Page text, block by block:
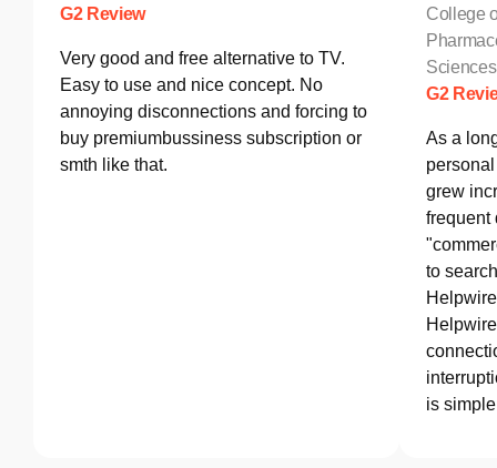
G2 Review
Very good and free alternative to TV.
Easy to use and nice concept. No
annoying disconnections and forcing to
buy premiumbussiness subscription or
smth like that.
College
Sciences
G2
As a
grew
frequent
to
is